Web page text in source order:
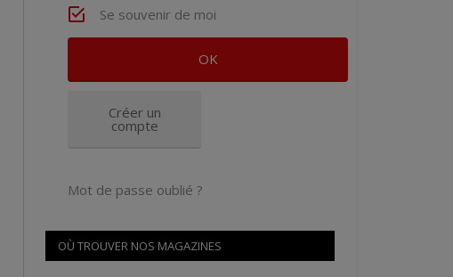
Se souvenir de moi
Créer un
compte
Mot de passe oublié ?
OÙ TROUVER NOS MAGAZINES